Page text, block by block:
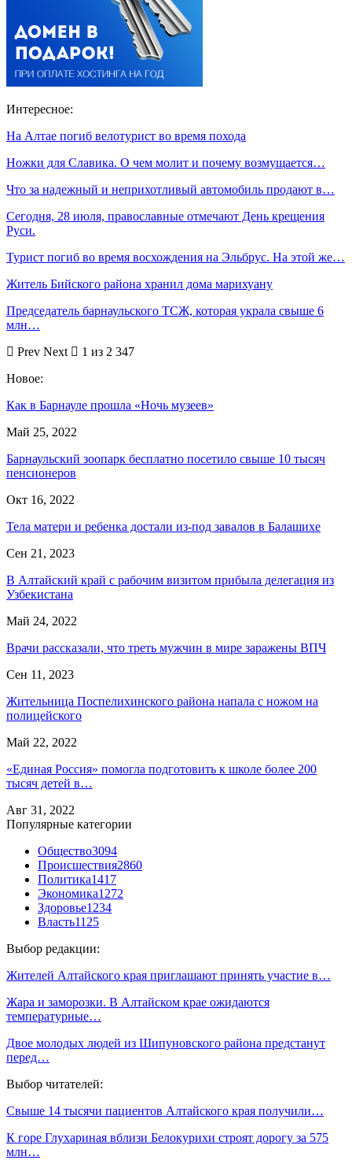
Интересное:
На Алтае погиб велотурист во время похода
Ножки для Славика. О чем молит и почему возмущается…
Что за надежный и неприхотливый автомобиль продают в…
Сегодня, 28 июля, православные отмечают День крещения
Руси.
Турист погиб во время восхождения на Эльбрус. На этой же…
Житель Бийского района хранил дома марихуану
Председатель барнаульского ТСЖ, которая украла свыше 6
млн…
Prev Next
1 из 2 347
Новое:
Как в Барнауле прошла «Ночь музеев»
Май 25, 2022
Барнаульский зоопарк бесплатно посетило свыше 10 тысяч
пенсионеров
Окт 16, 2022
Тела матери и ребенка достали из-под завалов в Балашихе
Сен 21, 2023
В Алтайский край с рабочим визитом прибыла делегация из
Узбекистана
Май 24, 2022
Врачи рассказали, что треть мужчин в мире заражены ВПЧ
Сен 11, 2023
Жительница Поспелихинского района напала с ножом на
полицейского
Май 22, 2022
«Единая Россия» помогла подготовить к школе более 200
тысяч детей в…
Авг 31, 2022
Популярные категории
Общество3094
Происшествия2860
Политика1417
Экономика1272
Здоровье1234
Власть1125
Выбор редакции:
Жителей Алтайского края приглашают принять участие в…
Жара и заморозки. В Алтайском крае ожидаются
температурные…
Двое молодых людей из Шипуновского района предстанут
перед…
Выбор читателей:
Свыше 14 тысячи пациентов Алтайского края получили…
К горе Глухариная вблизи Белокурихи строят дорогу за 575
млн…